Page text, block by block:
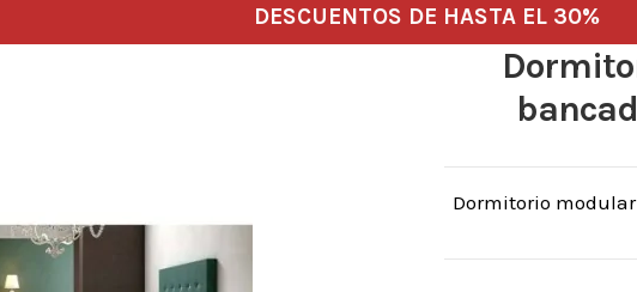
DESCUENTOS DE HASTA EL 30%
Dormitorio